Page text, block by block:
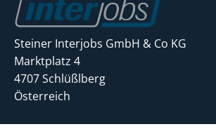
Steiner Interjobs GmbH & Co KG
Marktplatz 4
4707 Schlüßlberg
Österreich